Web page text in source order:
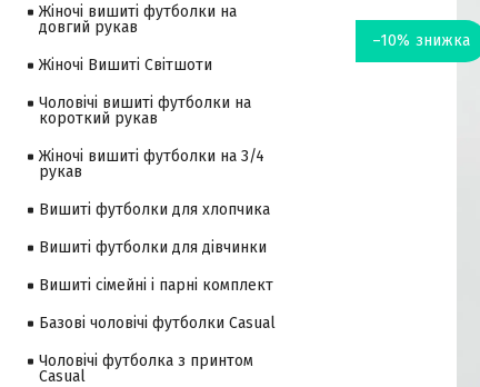
–10%
Жіночі вишиті футболки на
довгий рукав
Жіночі Вишиті Світшоти
Чоловічі вишиті футболки на
короткий рукав
Жіночі вишиті футболки на 3/4
рукав
Вишиті футболки для хлопчика
Вишиті футболки для дівчинки
Вишиті сімейні і парні комплект
Базові чоловічі футболки Casual
Чоловічі футболка з принтом
Casual